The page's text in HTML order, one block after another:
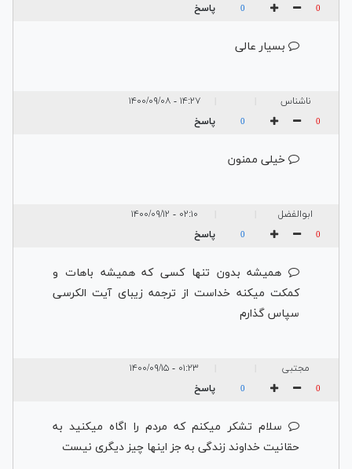
0
0 پاسخ
بسیار عالی
ناشناس ۱۴:۲۷ - ۱۴۰۰/۰۹/۰۸
0
0 پاسخ
خیلی ممنون
ابوالفضل ۰۲:۱۰ - ۱۴۰۰/۰۹/۱۲
0
0 پاسخ
همیشه بدون تنها کسی که همیشه باهات و
کمکت میکنه خداست از ترجمه زیبای آیت الکرسی
سپاس گذارم
مجتبی ۰۱:۲۳ - ۱۴۰۰/۰۹/۱۵
0
0 پاسخ
سلام تشکر میکنم که مردم را اگاه میکنید به
حقانیت خداوند زندگی به جز اینها چیز دیگری نیست